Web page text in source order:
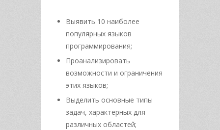
Выявить 10 наиболее
популярных языков
программирования;
Проанализировать
возможности и ограничения
этих языков;
Выделить основные типы
задач, характерных для
различных областей;